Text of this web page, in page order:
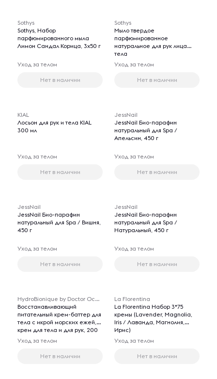
Sothys
Sothys, Набор
парфюмированного мыла
Лимон Сандал Корица, 3х50 г
Уход за телом
Нет в наличии
Sothys
Мыло твердое
парфюмированное
натуральное для рук лица
тела
Уход за телом
Нет в наличии
KIAL
Лосьон для рук и тела KIAL
300 мл
Уход за телом
Нет в наличии
JessNail
JessNail Био-парафин
натуральный для Spa /
Апельсин, 450 г
Уход за телом
Нет в наличии
JessNail
JessNail Био-парафин
натуральный для Spa / Вишня,
450 г
Уход за телом
Нет в наличии
JessNail
JessNail Био-парафин
натуральный для Spa /
Натуральный, 450 г
Уход за телом
Нет в наличии
HydroBionique by Doctor Ocean
Восстанавливающий
питательный крем-баттер для
тела с икрой морских ежей,
крем для тела и для рук, 200
мл.
Уход за телом
Нет в наличии
La Florentina
La Florentina Набор 3*75
кремы (Lavender, Magnolia,
Iris / Лаванда, Магнолия,
Ирис)
Уход за телом
Нет в наличии